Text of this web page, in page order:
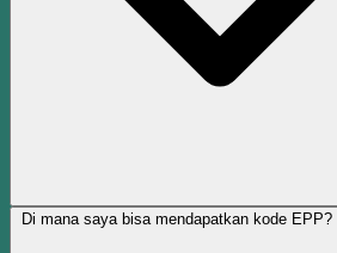
Di mana saya bisa mendapatkan kode EPP?